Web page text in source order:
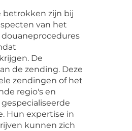
DDP
betrokken zijn bij
van het
De
de zending. Deze
zendingen of het
regio's en
Hun expertise in
kunnen zich